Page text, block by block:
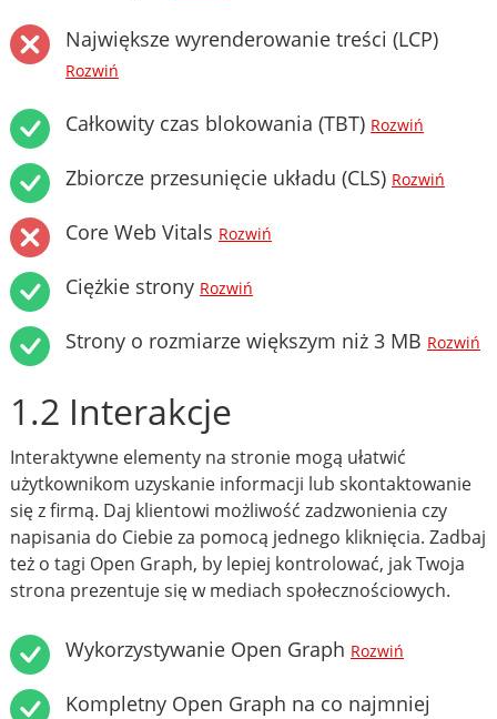
Największe wyrenderowanie treści (LCP)
Rozwiń
Całkowity czas blokowania (TBT) Rozwiń
Zbiorcze przesunięcie układu (CLS) Rozwiń
Core Web Vitals Rozwiń
Ciężkie strony Rozwiń
Strony o rozmiarze większym niż 3 MB Rozwiń
1.2 Interakcje
Interaktywne elementy na stronie mogą ułatwić
użytkownikom uzyskanie informacji lub skontaktowanie
się z firmą. Daj klientowi możliwość zadzwonienia czy
napisania do Ciebie za pomocą jednego kliknięcia. Zadbaj
też o tagi Open Graph, by lepiej kontrolować, jak Twoja
strona prezentuje się w mediach społecznościowych.
Wykorzystywanie Open Graph Rozwiń
Kompletny Open Graph na co najmniej